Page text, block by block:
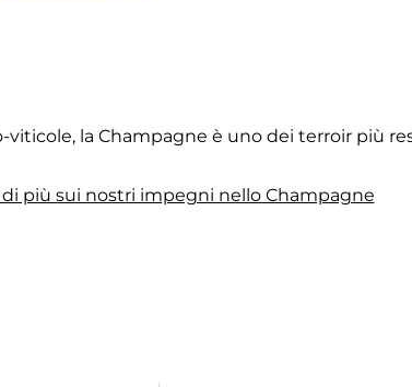
la Champagne è uno dei terroir più
di più sui nostri impegni nello Champagne